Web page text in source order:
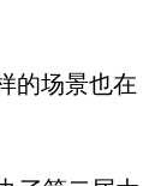
的场景也在